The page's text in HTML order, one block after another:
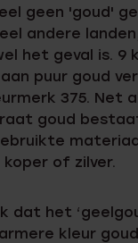
geen 'goud'
andere
het geval is. 9
aan puur goud
375. Net
goud
of zilver.
dat het
kleur